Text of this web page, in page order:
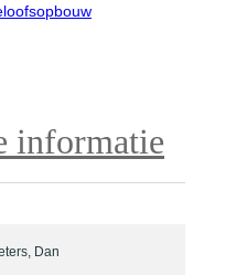
informatie
Dan